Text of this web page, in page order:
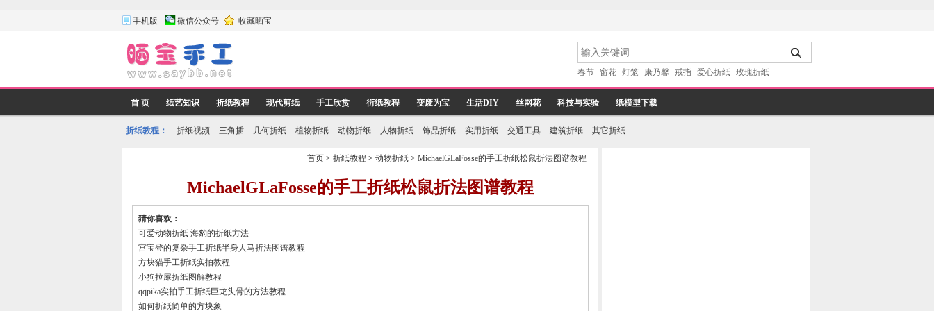
手机版 微信公众号 收藏晒宝
春节 窗花 灯笼 康乃馨 戒指 爱心折纸 玫瑰折纸
首 页 纸艺知识 折纸教程 现代剪纸 手工欣赏 衍纸教程 变废为宝 生活DIY 丝网花 科技与实验 纸模型下载
折纸教程： 折纸视频 三角插 几何折纸 植物折纸 动物折纸 人物折纸 饰品折纸 实用折纸 交通工具 建筑折纸 其它折纸
首页 >折纸教程 >动物折纸 >MichaelGLaFosse的手工折纸松鼠折法图谱教程
MichaelGLaFosse的手工折纸松鼠折法图谱教程
猜你喜欢：
可爱动物折纸 海豹的折纸方法
宫宝登的复杂手工折纸半身人马折法图谱教程
方块猫手工折纸实拍教程
小狗拉屎折纸图解教程
qqpika实拍手工折纸巨龙头骨的方法教程
如何折纸简单的方块象